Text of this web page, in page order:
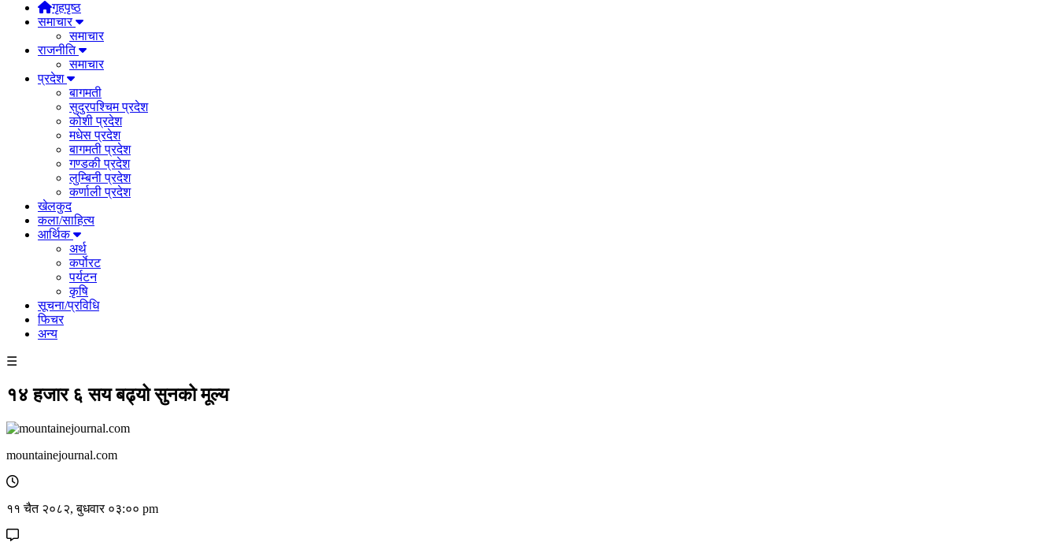
गृहपृष्ठ
समाचार
समाचार
राजनीति
समाचार
प्रदेश
बागमती
सुदुरपश्चिम प्रदेश
कोशी प्रदेश
मधेस प्रदेश
बागमती प्रदेश
गण्डकी प्रदेश
लुम्बिनी प्रदेश
कर्णाली प्रदेश
खेलकुद
कला/साहित्य
आर्थिक
अर्थ
कर्पाेरट
पर्यटन
कृषि
सूचना/प्रविधि
फिचर
अन्य
☰
१४ हजार ६ सय बढ्यो सुनको मूल्य
mountainejournal.com
११ चैत २०८२, बुधवार ०३:०० pm